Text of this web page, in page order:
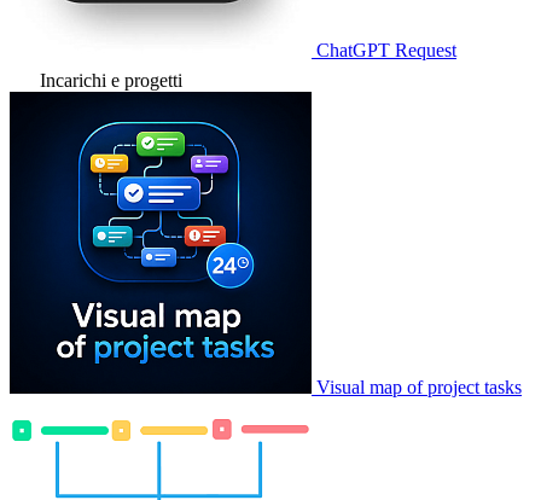
ChatGPT Request
Incarichi e progetti
Visual map of project tasks